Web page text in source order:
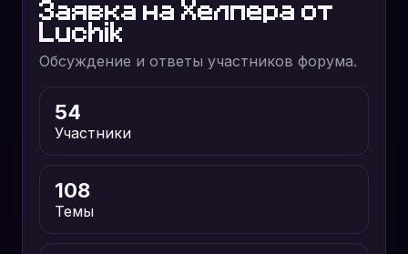
Заявка на Хелпера от
Luchik
Обсуждение и ответы участников форума.
54
Участники
108
Темы